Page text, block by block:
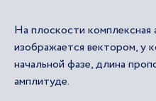
На плоскости
изображается вектором, у
начальной фазе, длина
амплитуде.